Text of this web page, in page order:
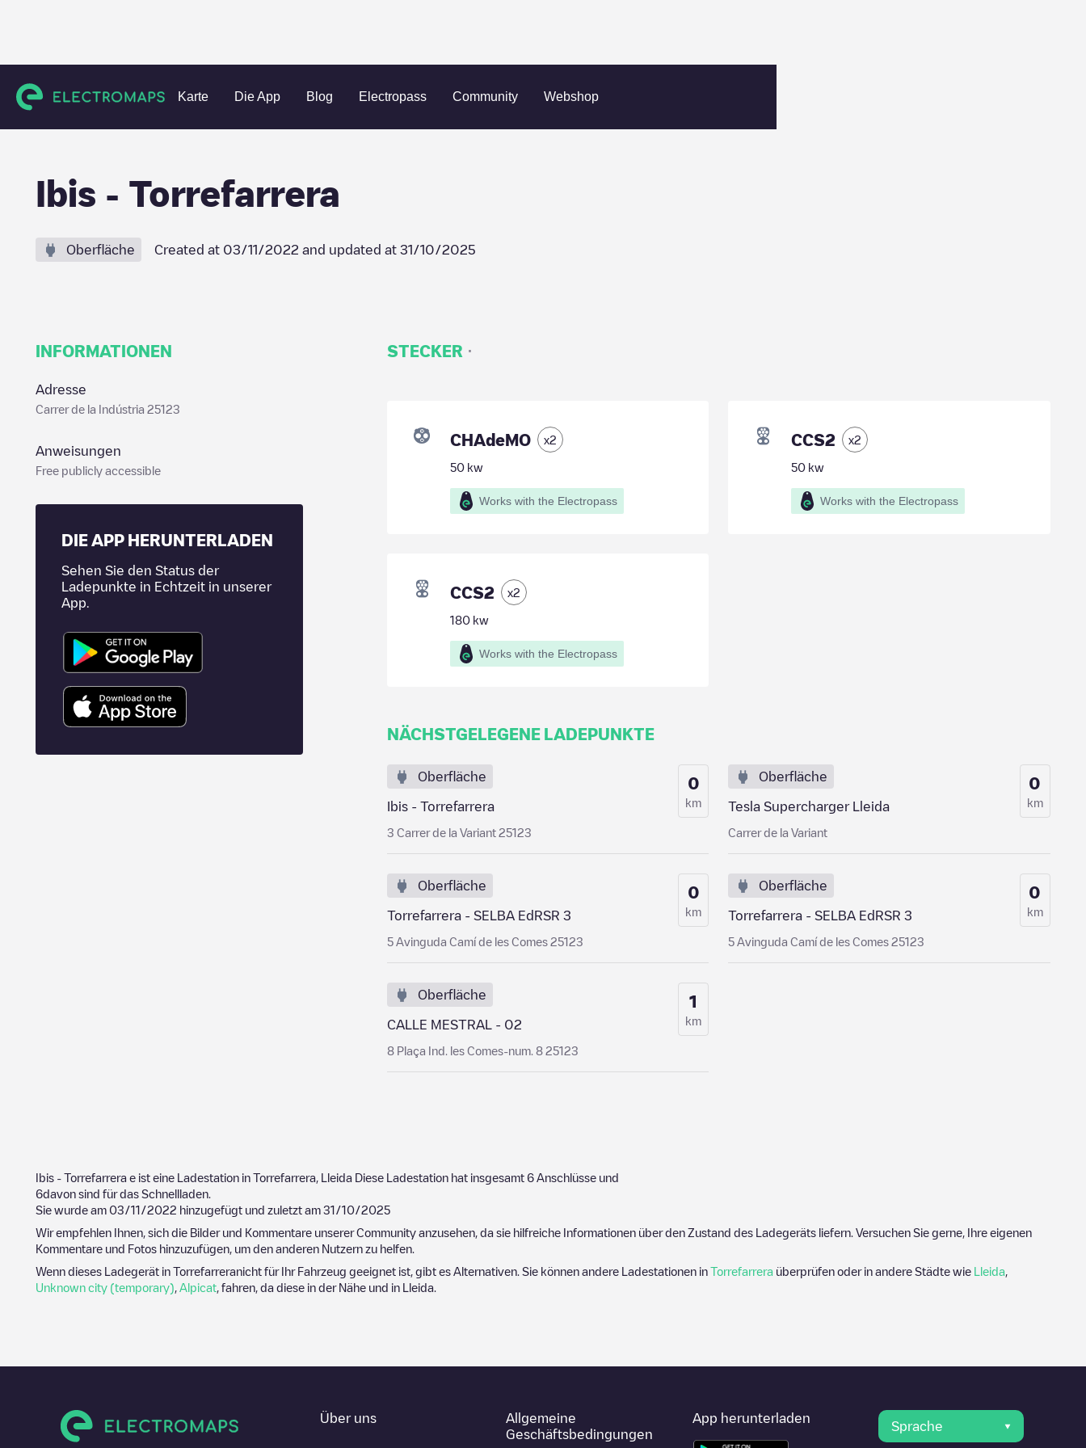
Karte Die App Blog Electropass Community Webshop
Charging stations Spanien Lleida Torrefarrera Ibis - Torrefarrera
Ibis - Torrefarrera
Oberfläche Created at 03/11/2022 and updated at 31/10/2025
INFORMATIONEN
Adresse
Carrer de la Indústria 25123
Anweisungen
Free publicly accessible
DIE APP HERUNTERLADEN
Sehen Sie den Status der
Ladepunkte in Echtzeit in unserer
App.
STECKER ·
CHAdeMO x2
50kw
Works with the Electropass
CCS2 x2
50 kw
Works with the Electropass
CCS2 x2
180kw
Works with the Electropass
NÄCHSTGELEGENE LADEPUNKTE
Oberfläche
Ibis - Torrefarrera
3 Carrer de la Variant 25123
0
km
Oberfläche
Tesla Supercharger Lleida
Carrer de la Variant
0
km
Oberfläche
Torrefarrera - SELBA EdRSR 3
5 Avinguda Camí de les Comes 25123
0
km
Oberfläche
Torrefarrera - SELBA EdRSR 3
5 Avinguda Camí de les Comes 25123
0
km
Oberfläche
CALLE MESTRAL - 02
8 Plaça Ind. les Comes-num. 8 25123
1
km
Ibis - Torrefarrera e ist eine Ladestation in Torrefarrera Lleida Diese Ladestation hat insgesamt 6 Anschlüsse und
6davon sind für das Schnellladen.
Sie wurde am 03/11/2022 hinzugefügt und zuletzt am 31/10/2025
Wir empfehlen Ihnen, sich die Bilder und Kommentare unserer Community anzusehen, da sie hilfreiche Informationen über den Zustand des Ladegeräts liefern. Versuchen Sie gerne, Ihre eigenen
Kommentare und Fotos hinzuzufügen, um den anderen Nutzern zu helfen.
Wenn dieses Ladegerät in Torrefarreranicht für Ihr Fahrzeug geeignet ist, gibt es Alternativen. Sie können andere Ladestationen in Torrefarrera überprüfen oder in andere Städte wie Lleida
Unknown city (temporary) Alpicat , fahren, da diese in der Nähe und in Lleida
Über uns
Allgemeine
Geschäftsbedingungen
App herunterladen
Sprache